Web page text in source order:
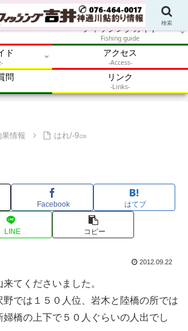
釣り・鮎・自然体験を加速させるメディア
フィッシングガイド
Fishing guide
ド アクセス
-Access-
問 リンク
-Links-
果情報 はれ/-9㎝
Facebook はてブ
LINE コピー
2012.09.22
てくださいました。
野では１５０人位、岩木と陸橋の所では
婦橋の上下で５０人ぐらいの人出でし
検索